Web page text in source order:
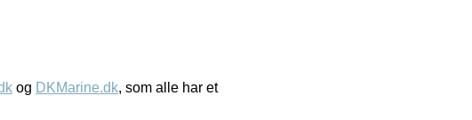
og DKMarine.dk, som alle har et